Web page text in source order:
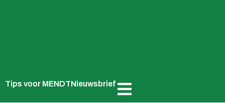
Tips voor MENDTNieuwsbrief